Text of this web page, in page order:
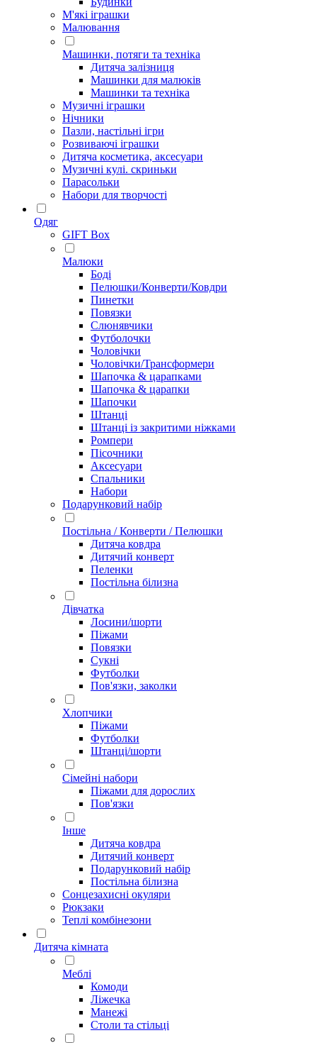
М'які іграшки
Малювання
Машинки, потяги та техніка
Дитяча залізниця
Машинки для малюків
Машинки та техніка
Музичні іграшки
Нічники
Пазли, настільні ігри
Розвиваючі іграшки
Дитяча косметика, аксесуари
Музичні кулі. скриньки
Парасольки
Набори для творчості
Одяг
GIFT Box
Малюки
Боді
Пелюшки/Конверти/Ковдри
Пинетки
Повязки
Слюнявчики
Футболочки
Чоловічки
Чоловічки/Трансформери
Шапочка & царапками
Шапочка & царапки
Шапочки
Штанці
Штанці із закритими ніжками
Ромпери
Пісочники
Аксесуари
Спальники
Набори
Подарунковий набір
Постільна / Конверти / Пелюшки
Дитяча ковдра
Дитячий конверт
Пеленки
Постільна білизна
Дівчатка
Лосини/шорти
Піжами
Повязки
Сукні
Футболки
Пов'язки, заколки
Хлопчики
Піжами
Футболки
Штанці/шорти
Сімейні набори
Піжами для дорослих
Пов'язки
Інше
Дитяча ковдра
Дитячий конверт
Подарунковий набір
Постільна білизна
Сонцезахисні окуляри
Рюкзаки
Теплі комбінезони
Дитяча кімната
Меблі
Комоди
Ліжечка
Манежі
Столи та стільці